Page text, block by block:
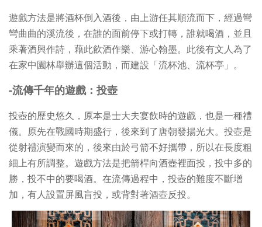
遊戲方法是將酒杯倒入酒後，由上游任其順流而下，經過彎
彎曲曲的溪流後，在誰的面前停下或打轉，誰就喝酒，並且
乘著酒興作詩，藉此飲酒作樂、游心翰墨。此後有文人為了
在家中園林舉辦這個活動，而建設「流杯池、流杯亭」。
-流傳千年的遊戲：投壺
投壺的歷史悠久，原本是士大夫宴飲時的遊戲，也是一種禮
儀。原先在戰國時期盛行，後來到了唐朝發揚光大。投壺是
從射禮演變而來的，後來由於弓箭不好攜帶，所以在長度粗
細上有所調整。遊戲方法是把箭桿向酒壺裡面投，投中多的
勝，投不中的要喝酒。在流傳過程中，投壺的難度不斷增
加，有人設置屏風盲投，或背對著酒壺反投。